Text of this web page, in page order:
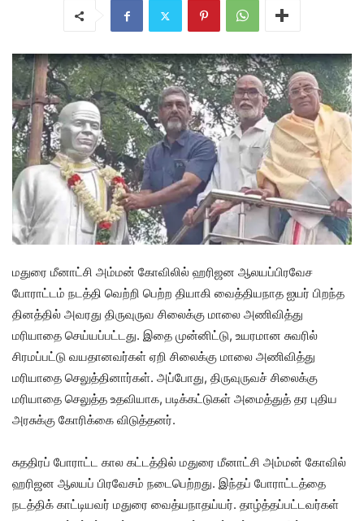
மதுரை மீனாட்சி அம்மன் கோவிலில் ஹரிஜன ஆலயப்பிரவேச
போராட்டம் நடத்தி வெற்றி பெற்ற தியாகி வைத்தியநாத ஐயர் பிறந்த
தினத்தில் அவரது திருவுருவ சிலைக்கு மாலை அணிவித்து
மரியாதை செய்யப்பட்டது. இதை முன்னிட்டு, உயரமான சுவரில்
சிரமப்பட்டு வயதானவர்கள் ஏறி சிலைக்கு மாலை அணிவித்து
மரியாதை செலுத்தினார்கள். அப்போது, திருவுருவச் சிலைக்கு
மரியாதை செலுத்த உதவியாக, படிக்கட்டுகள் அமைத்துத் தர புதிய
அரசுக்கு கோரிக்கை விடுத்தனர்.
சுததிரப் போராட்ட கால கட்டத்தில் மதுரை மீனாட்சி அம்மன் கோவில்
ஹரிஜன ஆலயப் பிரவேசம் நடைபெற்றது. இந்தப் போராட்டத்தை
நடத்திக் காட்டியவர் மதுரை வைத்யநாதய்யர். தாழ்த்தப்பட்டவர்கள்